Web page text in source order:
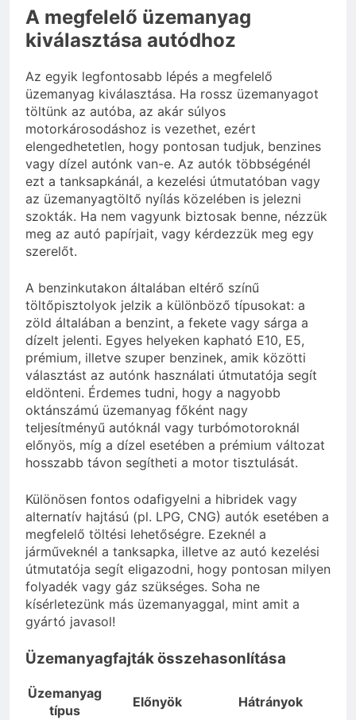
A megfelelő üzemanyag
kiválasztása autódhoz
Az egyik legfontosabb lépés a megfelelő
üzemanyag kiválasztása. Ha rossz üzemanyagot
töltünk az autóba, az akár súlyos
motorkárosodáshoz is vezethet, ezért
elengedhetetlen, hogy pontosan tudjuk, benzines
vagy dízel autónk van-e. Az autók többségénél
ezt a tanksapkánál, a kezelési útmutatóban vagy
az üzemanyagtöltő nyílás közelében is jelezni
szokták. Ha nem vagyunk biztosak benne, nézzük
meg az autó papírjait, vagy kérdezzük meg egy
szerelőt.
A benzinkutakon általában eltérő színű
töltőpisztolyok jelzik a különböző típusokat: a
zöld általában a benzint, a fekete vagy sárga a
dízelt jelenti. Egyes helyeken kapható E10, E5,
prémium, illetve szuper benzinek, amik közötti
választást az autónk használati útmutatója segít
eldönteni. Érdemes tudni, hogy a nagyobb
oktánszámú üzemanyag főként nagy
teljesítményű autóknál vagy turbómotoroknál
előnyös, míg a dízel esetében a prémium változat
hosszabb távon segítheti a motor tisztulását.
Különösen fontos odafigyelni a hibridek vagy
alternatív hajtású (pl. LPG, CNG) autók esetében a
megfelelő töltési lehetőségre. Ezeknél a
járműveknél a tanksapka, illetve az autó kezelési
útmutatója segít eligazodni, hogy pontosan milyen
folyadék vagy gáz szükséges. Soha ne
kísérletezünk más üzemanyaggal, mint amit a
gyártó javasol!
Üzemanyagfajták összehasonlítása
Üzemanyag
típus
Előnyök Hátrányok